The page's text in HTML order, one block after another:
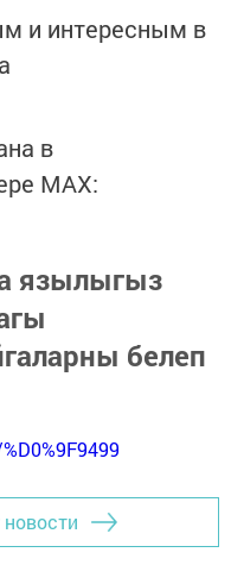
и интересным в
в
MАХ:
язылыгыз
белеп